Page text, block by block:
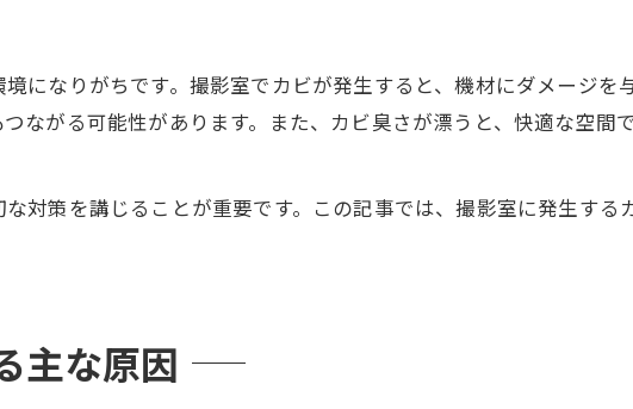
になりがちです。撮影室でカビが発生すると、機材にダメージを
ながる可能性があります。また、カビ臭さが漂うと、快適な空間
対策を講じることが重要です。この記事では、撮影室に発生する
主な原因